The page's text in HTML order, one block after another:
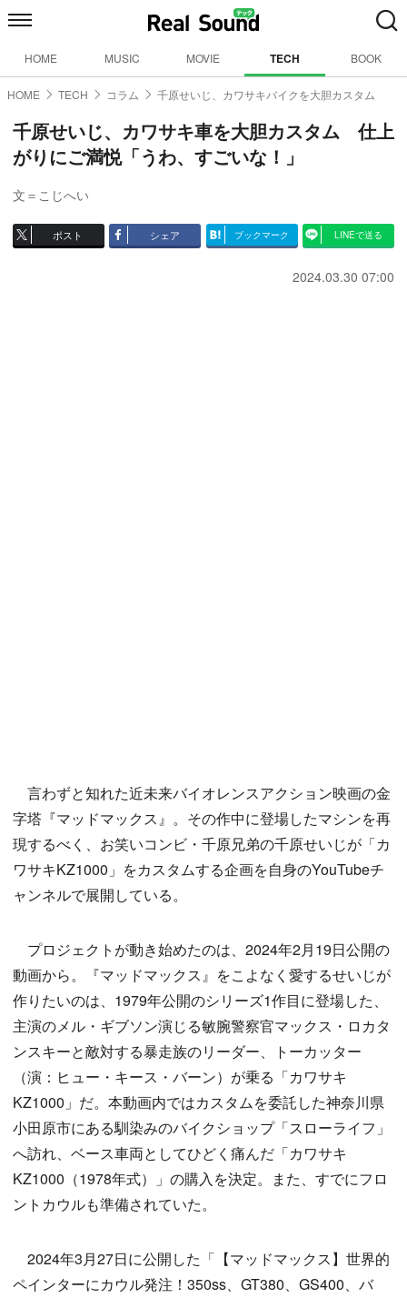
HOME MUSIC MOVIE TECH BOOK
HOME TECH コラム 千原せいじ、カワサキバイクを大胆カスタム
千原せいじ、カワサキ車を大胆カスタム 仕上
がりにご満悦「うわ、すごいな！」
文＝こじへい
ポスト シェア ブックマーク LINEで送る
2024.03.30 07:00
言わずと知れた近未来バイオレンスアクション映画の金
字塔『マッドマックス』。その作中に登場したマシンを再
現するべく、お笑いコンビ・千原兄弟の千原せいじが「カ
ワサキKZ1000」をカスタムする企画を自身のYouTubeチ
ャンネルで展開している。
プロジェクトが動き始めたのは、2024年2月19日公開の
動画から。『マッドマックス』をこよなく愛するせいじが
作りたいのは、1979年公開のシリーズ1作目に登場した、
主演のメル・ギブソン演じる敏腕警察官マックス・ロカタ
ンスキーと敵対する暴走族のリーダー、トーカッター
（演：ヒュー・キース・バーン）が乗る「カワサキ
KZ1000」だ。本動画内ではカスタムを委託した神奈川県
小田原市にある馴染みのバイクショップ「スローライフ」
へ訪れ、ベース車両としてひどく痛んだ「カワサキ
KZ1000（1978年式）」の購入を決定。また、すでにフロ
ントカウルも準備されていた。
2024年3月27日に公開した「【マッドマックス】世界的
ペインターにカウル発注！350ss、GT380、GS400、バ